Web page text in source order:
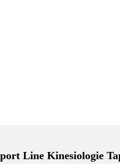
Line Kinesiologie